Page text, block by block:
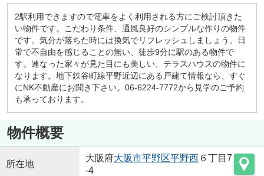
2駅利用できますので電車をよく利用される方にご検討頂きた
い物件です。こだわり条件、通風良好のシンプルな作りの物件
です。気分が落ちた時には換気でリフレッシュしましょう。日
常で不自由を感じることの無い、徒歩9分に駅のある物件で
す。連なった家々が見た目にも美しい、テラスハウスの物件に
なります。地下鉄谷町線平野近辺にある戸建て情報なら、すぐ
にNK不動産にお聞き下さい。06-6224-7772から見学のご予約
も承っております。
物件概要
所在地
大阪府大阪市平野区平野西６丁目7
-4